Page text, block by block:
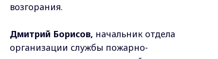
возгорания.
Дмитрий Борисов, начальник отдела
организации службы пожарно-